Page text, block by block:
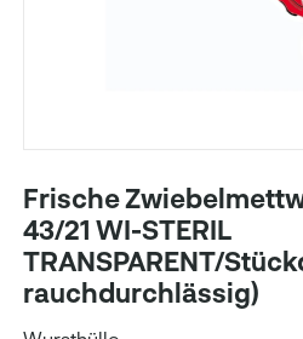
Frische
43/21 WI-STERIL
TRANSPARENT/
rauchdurchlässig)